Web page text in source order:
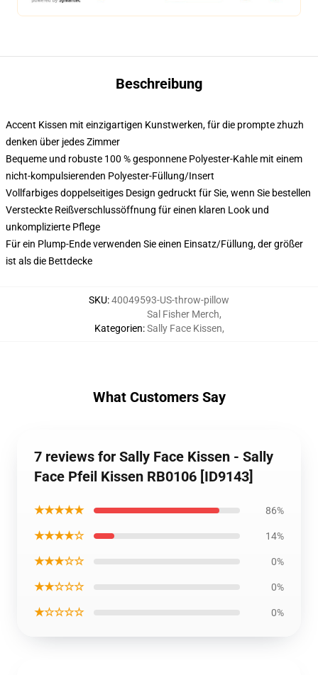
Beschreibung
Accent Kissen mit einzigartigen Kunstwerken, für die prompte zhuzh
denken über jedes Zimmer
Bequeme und robuste 100 % gesponnene Polyester-Kahle mit einem
nicht-kompulsierenden Polyester-Füllung/Insert
Vollfarbiges doppelseitiges Design gedruckt für Sie, wenn Sie bestellen
Versteckte Reißverschlussöffnung für einen klaren Look und
unkomplizierte Pflege
Für ein Plump-Ende verwenden Sie einen Einsatz/Füllung, der größer
ist als die Bettdecke
SKU:40049593-US-throw-pillow
Kategorien:
Sal Fisher Merch,
Sally Face Kissen,
What Customers Say
7 reviews for Sally Face Kissen - Sally
Face Pfeil Kissen RB0106 [ID9143]
★★★★★ 86%
★★★★☆ 14%
★★★☆☆ 0%
★★☆☆☆ 0%
★☆☆☆☆ 0%